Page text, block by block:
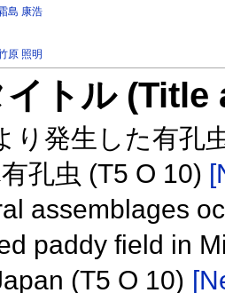
島 康浩
原 照明
イトル
り発生した有孔
孔虫 (T5 O 10)
assemblages
paddy field in
(T5 O 10)